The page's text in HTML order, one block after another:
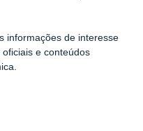
informações de interesse
e conteúdos